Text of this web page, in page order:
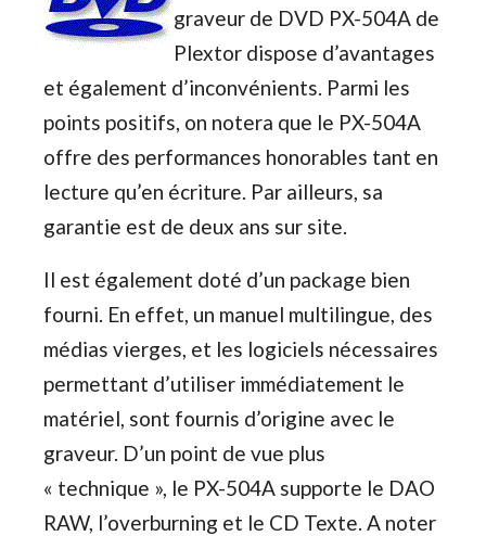
graveur de DVD PX-504A de
Plextor dispose d’avantages
et également d’inconvénients. Parmi les
points positifs, on notera que le PX-504A
offre des performances honorables tant en
lecture qu’en écriture. Par ailleurs, sa
garantie est de deux ans sur site.
Il est également doté d’un package bien
fourni. En effet, un manuel multilingue, des
médias vierges, et les logiciels nécessaires
permettant d’utiliser immédiatement le
matériel, sont fournis d’origine avec le
graveur. D’un point de vue plus
« technique », le PX-504A supporte le DAO
RAW, l’overburning et le CD Texte. A noter